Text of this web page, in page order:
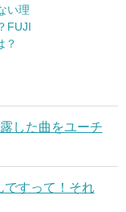
い理
FUJI
？
した曲をユーチ
ですって！それ